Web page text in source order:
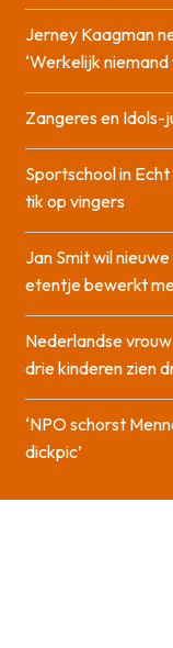
Jerney Kaagman
‘Werkelijk
Zangeres en
Sportschool in
tik op vingers
Jan Smit wil
etentje bewerkt
Nederlandse
drie kinderen zien
‘NPO schorst
dickpic’